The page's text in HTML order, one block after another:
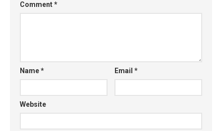
Comment*
Name* Email*
Website